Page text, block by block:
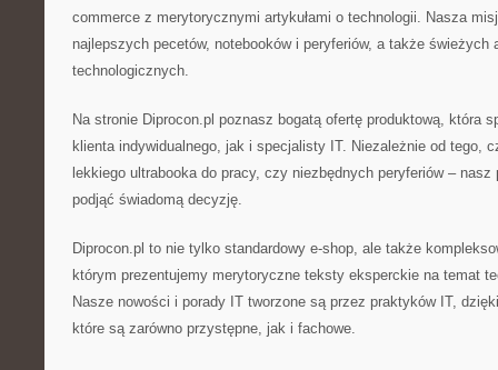
commerce z merytorycznymi artykułami o technologii. Nasza
najlepszych pecetów, notebooków i peryferiów, a także świeżych
technologicznych.
Na stronie Diprocon.pl poznasz bogatą ofertę produktową, która
klienta indywidualnego, jak i specjalisty IT. Niezależnie od tego,
lekkiego ultrabooka do pracy, czy niezbędnych peryferiów – nasz
podjąć świadomą decyzję.
Diprocon.pl to nie tylko standardowy e-shop, ale także
którym prezentujemy merytoryczne teksty eksperckie na temat
Nasze nowości i porady IT tworzone są przez praktyków IT,
które są zarówno przystępne, jak i fachowe.